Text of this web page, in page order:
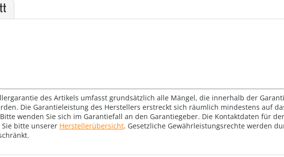
des Artikels umfasst grundsätzlich alle Mängel, die innerhalb der
Die Garantieleistung des Herstellers erstreckt sich räumlich mindestens auf
wenden Sie sich im Garantiefall an den Garantiegeber. Die Kontaktdaten für
bitte unserer Herstellerübersicht. Gesetzliche Gewährleistungsrechte werden